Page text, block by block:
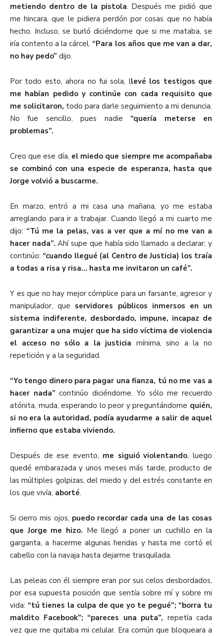
metiendo dentro de la pistola. Después me pidió que
me hincara, que le pidiera perdón por cosas que no había
hecho. Incluso, se burló diciéndome que si me mataba, se
iría contento a la cárcel. “Para los años que me van a dar,
no hay pedo” dijo.
Por todo esto, ahora no fui sola, llevé los testigos que
me habían pedido y continúe con cada requisito que
me solicitaron, todo para darle seguimiento a mi denuncia.
No fue sencillo, pues nadie “quería meterse en
problemas”.
Creo que ese día, el miedo que siempre me acompañaba
se combinó con una especie de esperanza, hasta que
Jorge volvió a buscarme.
En marzo, entró a mi casa una mañana, yo me estaba
arreglando para ir a trabajar. Cuando llegó a mi cuarto me
dijo: “Tú me la pelas, vas a ver que a mí no me van a
hacer nada”. Ahí supe que había sido llamado a declarar; y
continúo: “cuando llegué (al Centro de Justicia) los traía
a todas a risa y risa… hasta me invitaron un café”.
Y es que no hay mejor cómplice para un farsante, agresor y
manipulador, que servidores públicos inmersos en un
sistema indiferente, desbordado, impune, incapaz de
garantizar a una mujer que ha sido víctima de violencia
el acceso no sólo a la justicia mínima, sino a la no
repetición y a la seguridad.
“Yo tengo dinero para pagar una fianza, tú no me vas a
hacer nada” continúo diciéndome. Yo sólo me recuerdo
atónita, muda, esperando lo peor y preguntándome quién,
si no era la autoridad, podía ayudarme a salir de aquel
infierno que estaba viviendo.
Después de ese evento, me siguió violentando, luego
quedé embarazada y unos meses más tarde, producto de
las múltiples golpizas, del miedo y del estrés constante en
los que vivía, aborté.
Si cierro mis ojos, puedo recordar cada una de las cosas
que Jorge me hizo. Me llegó a poner un cuchillo en la
garganta, a hacerme algunas heridas y hasta me cortó el
cabello con la navaja hasta dejarme trasquilada.
Las peleas con él siempre eran por sus celos desbordados,
por esa supuesta posición que sentía sobre mí y sobre mi
vida: “tú tienes la culpa de que yo te pegué”; “borra tu
maldito Facebook”; “pareces una puta”, repetía cada
vez que me quitaba mi celular. Era común que bloqueara a